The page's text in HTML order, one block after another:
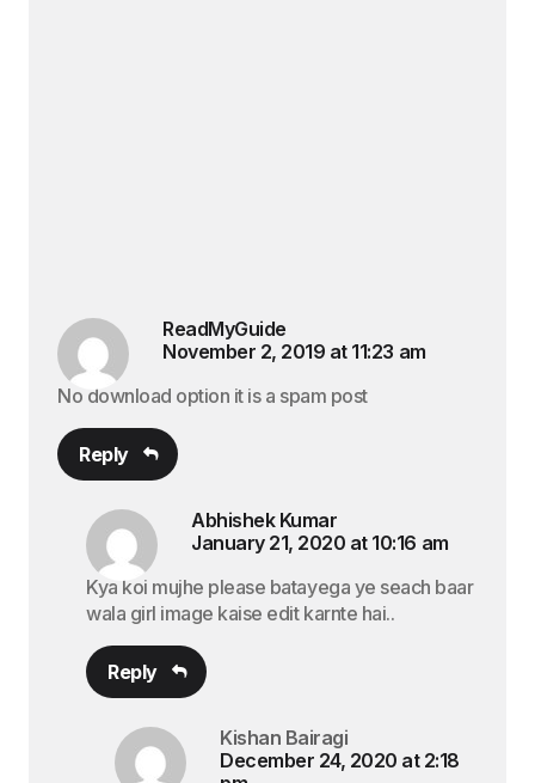
ReadMyGuide
November 2, 2019 at 11:23 am
No download option it is a spam post
Reply
Abhishek Kumar
January 21, 2020 at 10:16 am
Kya koi mujhe please batayega ye seach baar
wala girl image kaise edit karnte hai..
Reply
Kishan Bairagi
December 24, 2020 at 2:18